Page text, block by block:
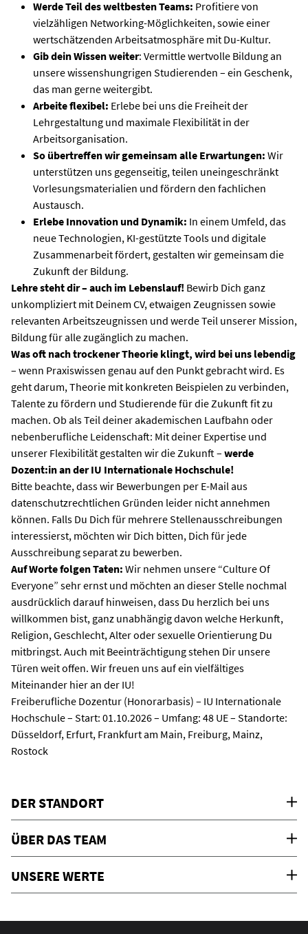
Werde Teil des weltbesten Teams: Profitiere von
vielzähligen Networking-Möglichkeiten, sowie einer
wertschätzenden Arbeitsatmosphäre mit Du-Kultur.
Gib dein Wissen weiter: Vermittle wertvolle Bildung an
unsere wissenshungrigen Studierenden – ein Geschenk,
das man gerne weitergibt.
Arbeite flexibel: Erlebe bei uns die Freiheit der
Lehrgestaltung und maximale Flexibilität in der
Arbeitsorganisation.
So übertreffen wir gemeinsam alle Erwartungen: Wir
unterstützen uns gegenseitig, teilen uneingeschränkt
Vorlesungsmaterialien und fördern den fachlichen
Austausch.
Erlebe Innovation und Dynamik: In einem Umfeld, das
neue Technologien, KI-gestützte Tools und digitale
Zusammenarbeit fördert, gestalten wir gemeinsam die
Zukunft der Bildung.
Lehre steht dir – auch im Lebenslauf! Bewirb Dich ganz
unkompliziert mit Deinem CV, etwaigen Zeugnissen sowie
relevanten Arbeitszeugnissen und werde Teil unserer Mission,
Bildung für alle zugänglich zu machen.
Was oft nach trockener Theorie klingt, wird bei uns lebendig
– wenn Praxiswissen genau auf den Punkt gebracht wird. Es
geht darum, Theorie mit konkreten Beispielen zu verbinden,
Talente zu fördern und Studierende für die Zukunft fit zu
machen. Ob als Teil deiner akademischen Laufbahn oder
nebenberufliche Leidenschaft: Mit deiner Expertise und
unserer Flexibilität gestalten wir die Zukunft – werde
Dozent:in an der IU Internationale Hochschule!
Bitte beachte, dass wir Bewerbungen per E-Mail aus
datenschutzrechtlichen Gründen leider nicht annehmen
können. Falls Du Dich für mehrere Stellenausschreibungen
interessierst, möchten wir Dich bitten, Dich für jede
Ausschreibung separat zu bewerben.
Auf Worte folgen Taten: Wir nehmen unsere “Culture Of
Everyone” sehr ernst und möchten an dieser Stelle nochmal
ausdrücklich darauf hinweisen, dass Du herzlich bei uns
willkommen bist, ganz unabhängig davon welche Herkunft,
Religion, Geschlecht, Alter oder sexuelle Orientierung Du
mitbringst. Auch mit Beeinträchtigung stehen Dir unsere
Türen weit offen. Wir freuen uns auf ein vielfältiges
Miteinander hier an der IU!
Freiberufliche Dozentur (Honorarbasis) – IU Internationale
Hochschule – Start: 01.10.2026 – Umfang: 48 UE – Standorte:
Düsseldorf, Erfurt, Frankfurt am Main, Freiburg, Mainz,
Rostock
DER STANDORT
ÜBER DAS TEAM
UNSERE WERTE